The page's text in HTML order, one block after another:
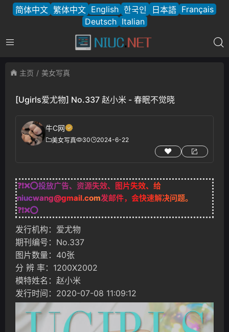
简体中文 繁体中文 English 한국인 日本語 Français
Deutsch Italian
主页 美女写真
[Ugirls爱尤物] No.337 赵小米 - 春眠不觉晓
牛C网
美女写真 30 2024-6-22
❓❗❌⭕投放广告、资源失效、图片失效、给
niucwang@gmail.com发邮件，会快速解决问题。
❓❗❌⭕
发行机构：爱尤物
期刊编号：No.337
图片数量：40张
分 辨 率：1200X2002
模特姓名：赵小米
发行时间：2020-07-08 11:09:12